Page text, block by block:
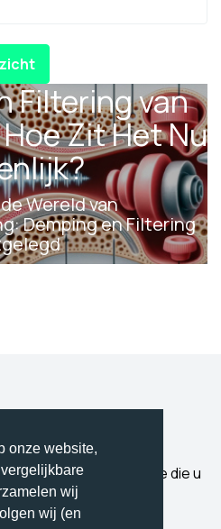
onze website,
wij
wij (en
Filtering van
Zit Het Nu
Wereld van
Demping en Filtering
vertrouwen. Expertise die u